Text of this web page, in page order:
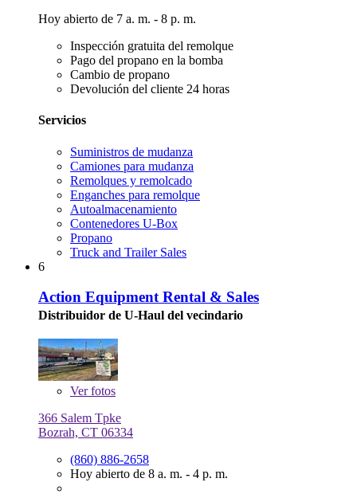
Hoy abierto de 7 a. m. - 8 p. m.
Inspección gratuita del remolque
Pago del propano en la bomba
Cambio de propano
Devolución del cliente 24 horas
Servicios
Suministros de mudanza
Camiones para mudanza
Remolques y remolcado
Enganches para remolque
Autoalmacenamiento
Contenedores U-Box
Propano
Truck and Trailer Sales
6
Action Equipment Rental & Sales
Distribuidor de U-Haul del vecindario
Verfotos
366 Salem Tpke
Bozrah, CT 06334
(860) 886-2658
Hoy abierto de 8 a. m. - 4 p. m.